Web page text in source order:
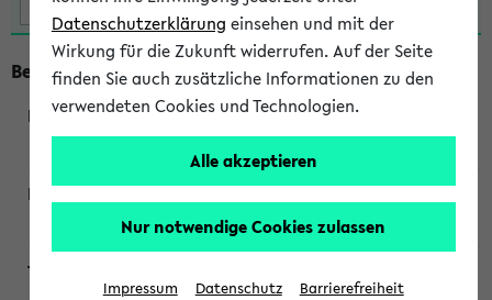
Beginn um 10 Uhr
240202
Tutorin: Celina Famulla
Datenschutzerklärung einsehen und mit der
Wirkung für die Zukunft widerrufen. Auf der Seite
finden Sie auch zusätzliche Informationen zu den
verwendeten Cookies und Technologien.
Alle akzeptieren
Nur notwendige Cookies zulassen
Impressum Datenschutz Barrierefreiheit